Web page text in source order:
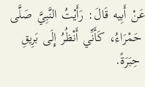
قَالَ: رَأَيْتُ النَّبِيَّ صَلَّى
كَأَنِّي أَنْظُرُ إِلَى بَرِيقِ